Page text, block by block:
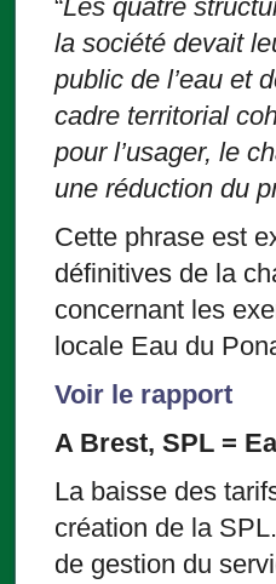
“Les quatre
la société devait
public de l’eau et
cadre territorial
pour l’usager, le
une réduction du
Cette phrase est
définitives de la
concernant les
locale Eau du
Voir le rapport
A Brest, SPL =
La baisse des
création de la
de gestion du